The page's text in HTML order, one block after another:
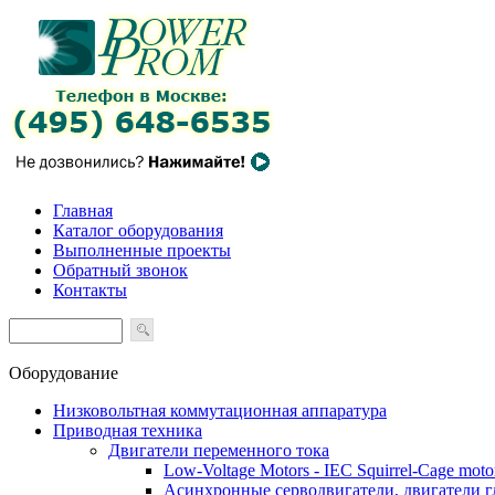
Главная
Каталог оборудования
Выполненные проекты
Обратный звонок
Контакты
Оборудование
Низковольтная коммутационная аппаратура
Приводная техника
Двигатели переменного тока
Low-Voltage Motors - IEC Squirrel-Cage
Асинхронные серводвигатели, двигатели